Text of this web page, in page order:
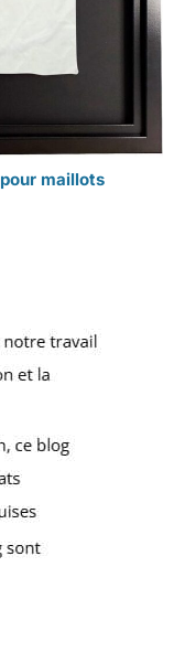
maillots